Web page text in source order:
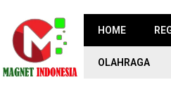
HOME
OLAHRAGA